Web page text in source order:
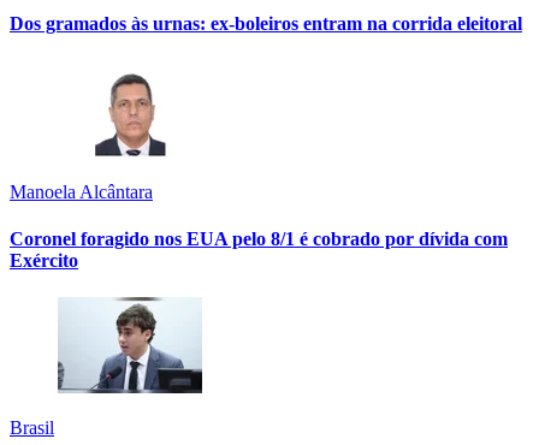
Dos gramados às urnas: ex-boleiros entram na corrida eleitoral
Manoela Alcântara
Coronel foragido nos EUA pelo 8/1 é cobrado por dívida com
Exército
Brasil